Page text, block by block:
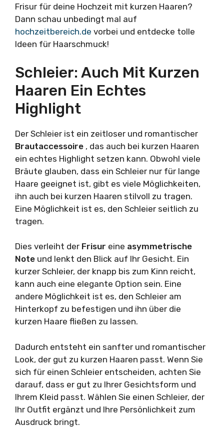
Frisur für deine Hochzeit mit kurzen Haaren?
Dann schau unbedingt mal auf
hochzeitbereich.de vorbei und entdecke tolle
Ideen für Haarschmuck!
Schleier: Auch Mit Kurzen
Haaren Ein Echtes
Highlight
Der Schleier ist ein zeitloser und romantischer
Brautaccessoire , das auch bei kurzen Haaren
ein echtes Highlight setzen kann. Obwohl viele
Bräute glauben, dass ein Schleier nur für lange
Haare geeignet ist, gibt es viele Möglichkeiten,
ihn auch bei kurzen Haaren stilvoll zu tragen.
Eine Möglichkeit ist es, den Schleier seitlich zu
tragen.
Dies verleiht der Frisur eine asymmetrische
Note und lenkt den Blick auf Ihr Gesicht. Ein
kurzer Schleier, der knapp bis zum Kinn reicht,
kann auch eine elegante Option sein. Eine
andere Möglichkeit ist es, den Schleier am
Hinterkopf zu befestigen und ihn über die
kurzen Haare fließen zu lassen.
Dadurch entsteht ein sanfter und romantischer
Look, der gut zu kurzen Haaren passt. Wenn Sie
sich für einen Schleier entscheiden, achten Sie
darauf, dass er gut zu Ihrer Gesichtsform und
Ihrem Kleid passt. Wählen Sie einen Schleier, der
Ihr Outfit ergänzt und Ihre Persönlichkeit zum
Ausdruck bringt.